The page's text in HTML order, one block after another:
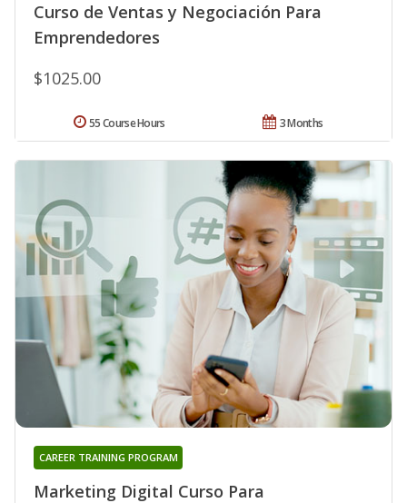
Curso de Ventas y Negociación Para
Emprendedores
$1025.00
3 Months
55 Course Hours
Marketing Digital Curso Para
CAREER TRAINING PROGRAM